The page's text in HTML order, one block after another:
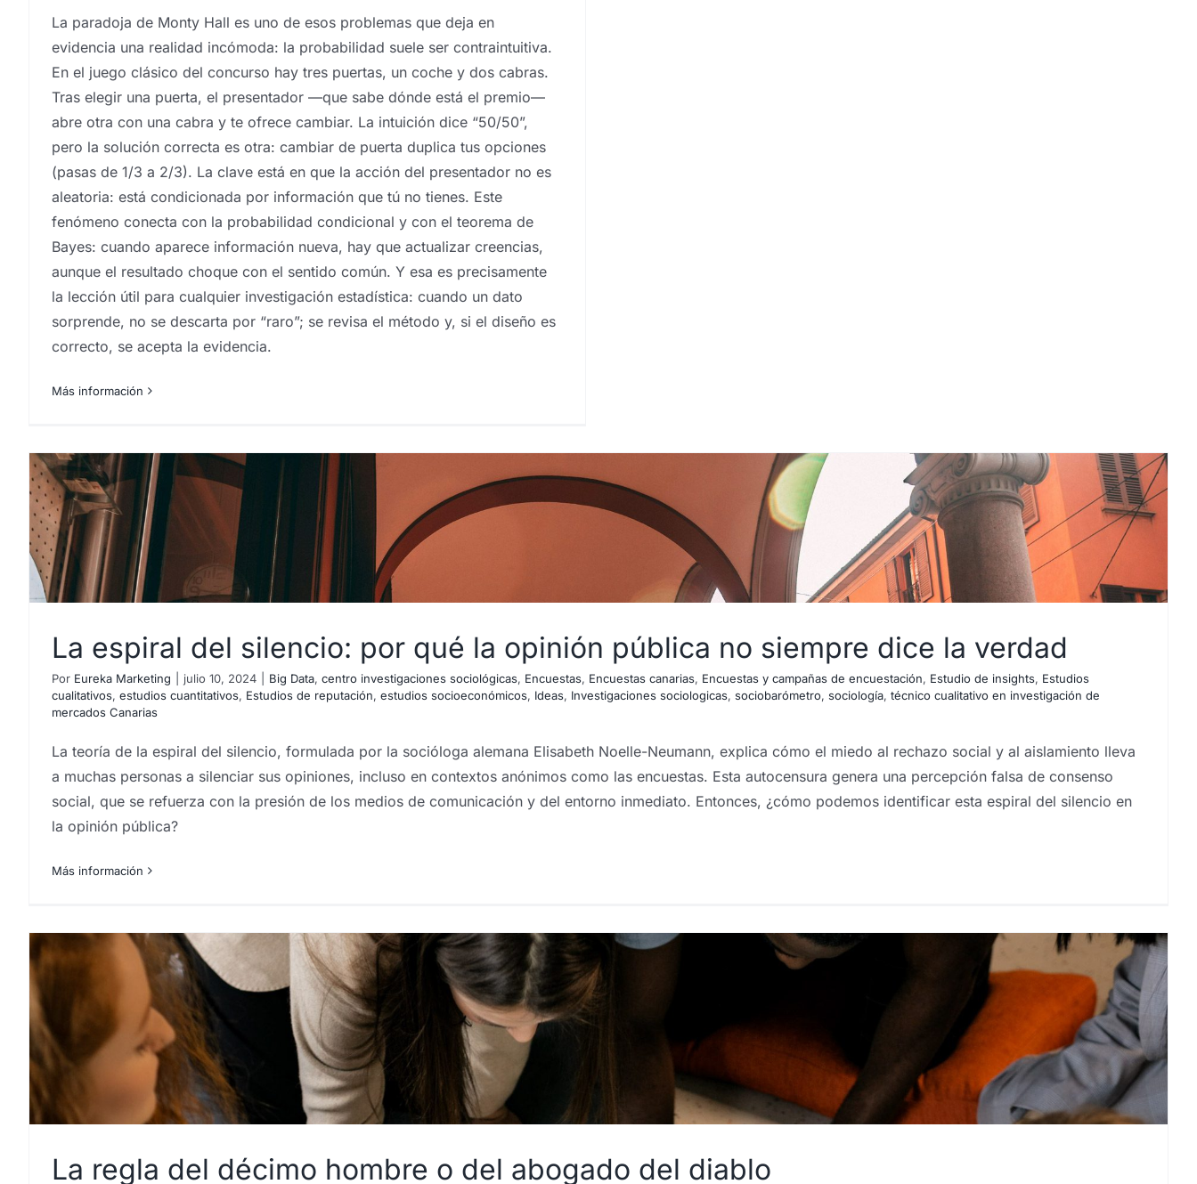
La paradoja de Monty Hall es uno de esos problemas que deja en
evidencia una realidad incómoda: la probabilidad suele ser contraintuitiva.
En el juego clásico del concurso hay tres puertas, un coche y dos cabras.
Tras elegir una puerta, el presentador —que sabe dónde está el premio—
abre otra con una cabra y te ofrece cambiar. La intuición dice “50/50”,
pero la solución correcta es otra: cambiar de puerta duplica tus opciones
(pasas de 1/3 a 2/3). La clave está en que la acción del presentador no es
aleatoria: está condicionada por información que tú no tienes. Este
fenómeno conecta con la probabilidad condicional y con el teorema de
Bayes: cuando aparece información nueva, hay que actualizar creencias,
aunque el resultado choque con el sentido común. Y esa es precisamente
la lección útil para cualquier investigación estadística: cuando un dato
sorprende, no se descarta por “raro”; se revisa el método y, si el diseño es
correcto, se acepta la evidencia.
Más información
La espiral del silencio: por qué la opinión pública no siempre dice la verdad
Por Eureka Marketing julio 10, 2024 Big Data, centro investigaciones sociológicas, Encuestas, Encuestas canarias, Encuestas y campañas de encuestación, Estudio de insights, Estudios
cualitativos, estudios cuantitativos, Estudios de reputación, estudios socioeconómicos, Ideas, Investigaciones sociologicas, sociobarómetro, sociología, técnico cualitativo en investigación de
mercados Canarias
La teoría de la espiral del silencio, formulada por la socióloga alemana Elisabeth Noelle-Neumann, explica cómo el miedo al rechazo social y al aislamiento lleva
a muchas personas a silenciar sus opiniones, incluso en contextos anónimos como las encuestas. Esta autocensura genera una percepción falsa de consenso
social, que se refuerza con la presión de los medios de comunicación y del entorno inmediato. Entonces, ¿cómo podemos identificar esta espiral del silencio en
la opinión pública?
Más información
La regla del décimo hombre o del abogado del diablo